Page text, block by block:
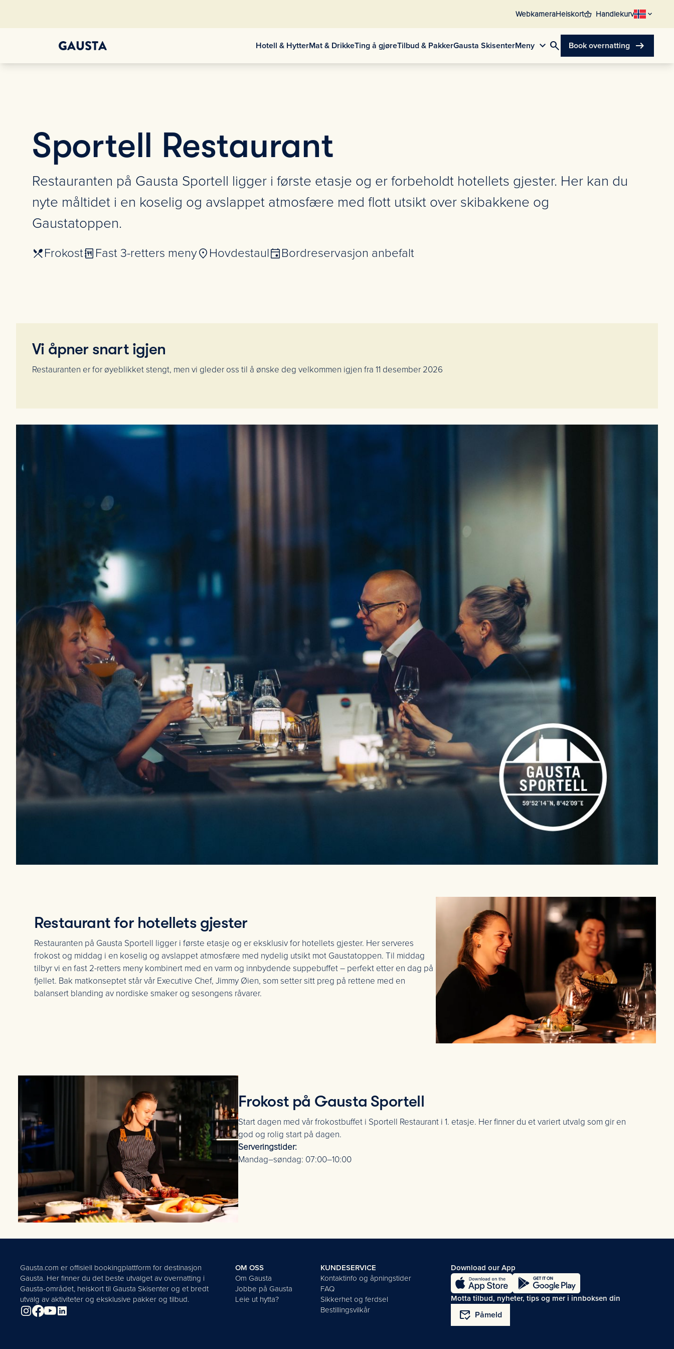
WebkameraHeiskortshopping_basket Handlekurv
Hotell & HytterMat & DrikkeTing å gjøreTilbud & PakkerGausta SkisenterMeny search Book overnatting arrow_right_alt
Sportell Restaurant
Restauranten på Gausta Sportell ligger i første etasje og er forbeholdt hotellets gjester. Her kan du
nyte måltidet i en koselig og avslappet atmosfære med flott utsikt over skibakkene og
Gaustatoppen.
Frokost Fast 3-retters meny Hovdestaul Bordreservasjon anbefalt
Vi åpner snart igjen
Restauranten er for øyeblikket stengt, men vi gleder oss til å ønske deg velkommen igjen fra 11 desember 2026
Restaurant for hotellets gjester
Restauranten på Gausta Sportell ligger i første etasje og er eksklusiv for hotellets gjester. Her serveres
frokost og middag i en koselig og avslappet atmosfære med nydelig utsikt mot Gaustatoppen. Til middag
tilbyr vi en fast 2-retters meny kombinert med en varm og innbydende suppebuffet – perfekt etter en dag på
fjellet. Bak matkonseptet står vår Executive Chef, Jimmy Øien, som setter sitt preg på rettene med en
balansert blanding av nordiske smaker og sesongens råvarer.
Frokost på Gausta Sportell
Start dagen med vår frokostbuffet i Sportell Restaurant i 1. etasje. Her finner du et variert utvalg som gir en
god og rolig start på dagen.
Serveringstider:
Mandag–søndag: 07:00–10:00
Gausta.com er offisiell bookingplattform for destinasjon
Gausta. Her finner du det beste utvalget av overnatting i
Gausta-området, heiskort til Gausta Skisenter og et bredt
utvalg av aktiviteter og eksklusive pakker og tilbud.
OM OSS
Om Gausta
Jobbe på Gausta
Leie ut hytta?
KUNDESERVICE
Kontaktinfo og åpningstider
FAQ
Sikkerhet og ferdsel
Bestillingsvilkår
Download our App
Motta tilbud, nyheter, tips og mer i innboksen din
mark_email_read Påmeld